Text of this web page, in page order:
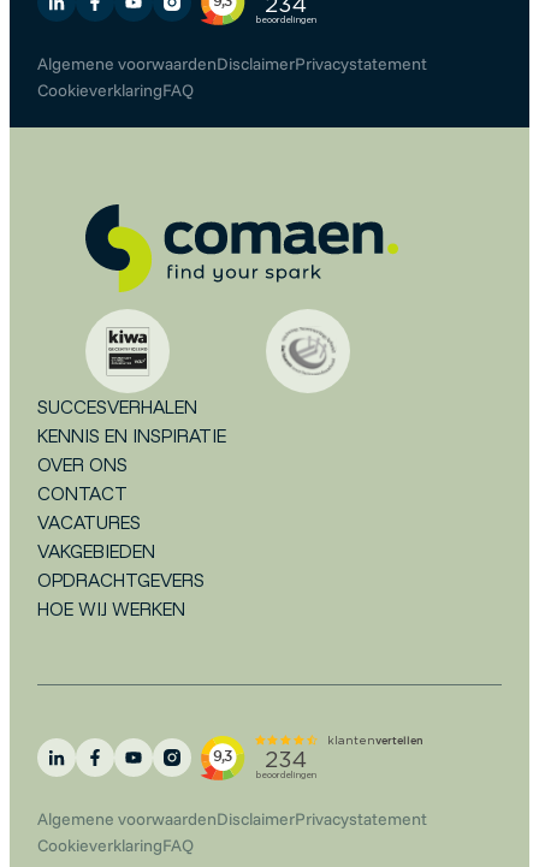
Algemene voorwaardenDisclaimerPrivacystatement
CookieverklaringFAQ
SUCCESVERHALEN
KENNIS EN INSPIRATIE
OVER ONS
CONTACT
VACATURES
VAKGEBIEDEN
OPDRACHTGEVERS
HOE WIJ WERKEN
Algemene voorwaardenDisclaimerPrivacystatement
CookieverklaringFAQ